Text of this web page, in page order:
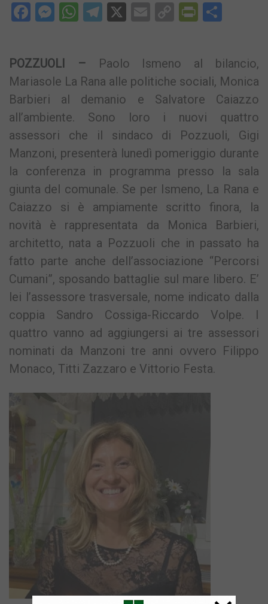
Facebook
Messenger
WhatsApp
Telegram
X EmailCopy
POZZUOLI – Paolo Ismeno al bilancio,
Mariasole La Rana alle politiche sociali, Monica
Barbieri al demanio e Salvatore Caiazzo
all’ambiente. Sono loro i nuovi quattro
assessori che il sindaco di Pozzuoli, Gigi
Manzoni, presenterà lunedì pomeriggio durante
la conferenza in programma presso la sala
giunta del comunale. Se per Ismeno, La Rana e
Caiazzo si è ampiamente scritto finora, la
novità è rappresentata da Monica Barbieri,
architetto, nata a Pozzuoli che in passato ha
fatto parte anche dell’associazione “Percorsi
Cumani”, sposando battaglie sul mare libero. E’
lei l’assessore trasversale, nome indicato dalla
coppia Sandro Cossiga-Riccardo Volpe. I
quattro vanno ad aggiungersi ai tre assessori
nominati da Manzoni tre anni ovvero Filippo
Monaco, Titti Zazzaro e Vittorio Festa.